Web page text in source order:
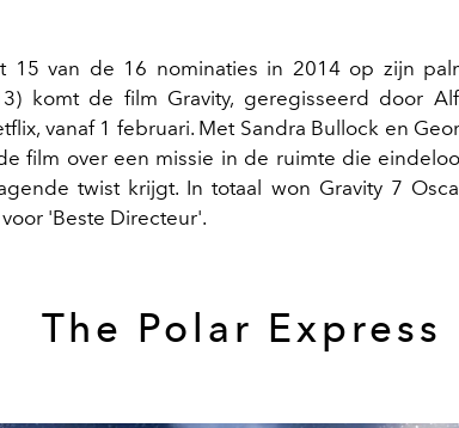
15 van de 16 nominaties in 2014 op zijn
komt de film Gravity, geregisseerd door
vanaf 1 februari. Met Sandra Bullock en
film over een missie in de ruimte die
twist krijgt. In totaal won Gravity 7
'Beste Directeur'.
The Polar Express